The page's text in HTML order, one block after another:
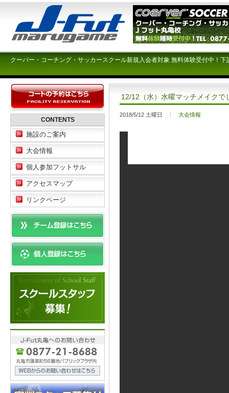
クーバー・コーチング・サッカースクール新規入会者対象 無料体験受付中！
12/12（水）水曜マッチメイクで
2018/5/12 土曜日 大会情報
CONTENTS
施設のご案内
大会情報
個人参加フットサル
アクセスマップ
リンクページ